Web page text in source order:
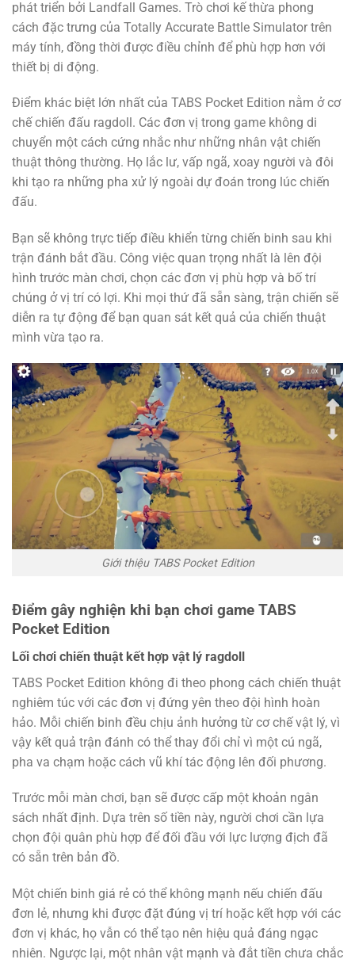
phát triển bởi Landfall Games. Trò chơi kế thừa phong
cách đặc trưng của Totally Accurate Battle Simulator trên
máy tính, đồng thời được điều chỉnh để phù hợp hơn với
thiết bị di động.
Điểm khác biệt lớn nhất của TABS Pocket Edition nằm ở cơ
chế chiến đấu ragdoll. Các đơn vị trong game không di
chuyển một cách cứng nhắc như những nhân vật chiến
thuật thông thường. Họ lắc lư, vấp ngã, xoay người và đôi
khi tạo ra những pha xử lý ngoài dự đoán trong lúc chiến
đấu.
Bạn sẽ không trực tiếp điều khiển từng chiến binh sau khi
trận đánh bắt đầu. Công việc quan trọng nhất là lên đội
hình trước màn chơi, chọn các đơn vị phù hợp và bố trí
chúng ở vị trí có lợi. Khi mọi thứ đã sẵn sàng, trận chiến sẽ
diễn ra tự động để bạn quan sát kết quả của chiến thuật
mình vừa tạo ra.
Giới thiệu TABS Pocket Edition
Điểm gây nghiện khi bạn chơi game TABS
Pocket Edition
Lối chơi chiến thuật kết hợp vật lý ragdoll
TABS Pocket Edition không đi theo phong cách chiến thuật
nghiêm túc với các đơn vị đứng yên theo đội hình hoàn
hảo. Mỗi chiến binh đều chịu ảnh hưởng từ cơ chế vật lý, vì
vậy kết quả trận đánh có thể thay đổi chỉ vì một cú ngã,
pha va chạm hoặc cách vũ khí tác động lên đối phương.
Trước mỗi màn chơi, bạn sẽ được cấp một khoản ngân
sách nhất định. Dựa trên số tiền này, người chơi cần lựa
chọn đội quân phù hợp để đối đầu với lực lượng địch đã
có sẵn trên bản đồ.
Một chiến binh giá rẻ có thể không mạnh nếu chiến đấu
đơn lẻ, nhưng khi được đặt đúng vị trí hoặc kết hợp với các
đơn vị khác, họ vẫn có thể tạo nên hiệu quả đáng ngạc
nhiên. Ngược lại, một nhân vật mạnh và đắt tiền chưa chắc